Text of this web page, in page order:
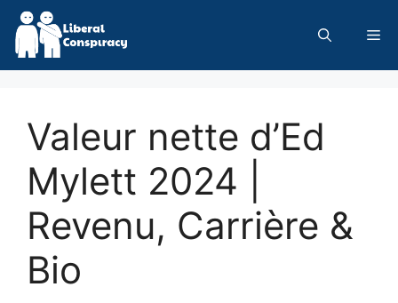
Skip
content
Valeur nette d’Ed
Mylett 2024 |
Revenu, Carrière &
Bio